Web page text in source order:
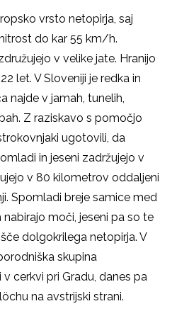
vrsto netopirja, saj
do kar 55 km/h.
v velike jate. Hranijo
let. V Sloveniji je redka in
najde v jamah, tunelih,
Z raziskavo s pomočjo
ugotovili, da
in jeseni zadržujejo v
v 80 kilometrov oddaljeni
Spomladi breje samice med
moči, jeseni pa so te
dolgokrilega netopirja. V
skupina
cerkvi pri Gradu, danes pa
na avstrijski strani.